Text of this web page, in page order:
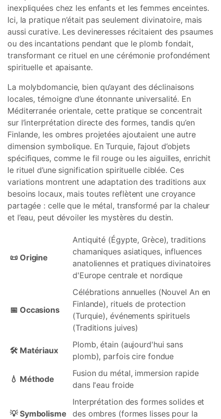
inexpliquées chez les enfants et les femmes enceintes.
Ici, la pratique n’était pas seulement divinatoire, mais
aussi curative. Les devineresses récitaient des psaumes
ou des incantations pendant que le plomb fondait,
transformant ce rituel en une cérémonie profondément
spirituelle et apaisante.
La molybdomancie, bien qu’ayant des déclinaisons
locales, témoigne d’une étonnante universalité. En
Méditerranée orientale, cette pratique se concentrait
sur l’interprétation directe des formes, tandis qu’en
Finlande, les ombres projetées ajoutaient une autre
dimension symbolique. En Turquie, l’ajout d’objets
spécifiques, comme le fil rouge ou les aiguilles, enrichit
le rituel d’une signification spirituelle ciblée. Ces
variations montrent une adaptation des traditions aux
besoins locaux, mais toutes reflètent une croyance
partagée : celle que le métal, transformé par la chaleur
et l’eau, peut dévoiler les mystères du destin.
📜 Origine
Antiquité (Égypte, Grèce), traditions
chamaniques asiatiques, influences
anatoliennes et pratiques divinatoires
d'Europe centrale et nordique
📅 Occasions
Célébrations annuelles (Nouvel An en
Finlande), rituels de protection
(Turquie), événements spirituels
(Traditions juives)
🛠️ Matériaux
Plomb, étain (aujourd'hui sans
plomb), parfois cire fondue
💧 Méthode
Fusion du métal, immersion rapide
dans l'eau froide
💡 Symbolisme
Interprétation des formes solides et
des ombres (formes lisses pour la